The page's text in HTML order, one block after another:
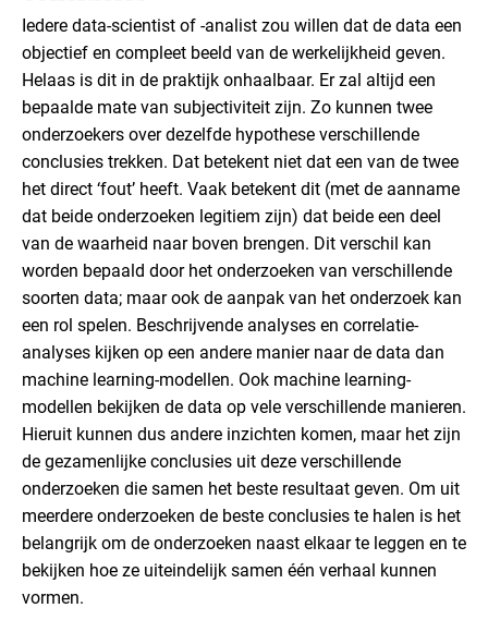
Iedere data-scientist of -analist zou willen dat de data een
objectief en compleet beeld van de werkelijkheid geven.
Helaas is dit in de praktijk onhaalbaar. Er zal altijd een
bepaalde mate van subjectiviteit zijn. Zo kunnen twee
onderzoekers over dezelfde hypothese verschillende
conclusies trekken. Dat betekent niet dat een van de twee
het direct ‘fout’ heeft. Vaak betekent dit (met de aanname
dat beide onderzoeken legitiem zijn) dat beide een deel
van de waarheid naar boven brengen. Dit verschil kan
worden bepaald door het onderzoeken van verschillende
soorten data; maar ook de aanpak van het onderzoek kan
een rol spelen. Beschrijvende analyses en correlatie-
analyses kijken op een andere manier naar de data dan
machine learning-modellen. Ook machine learning-
modellen bekijken de data op vele verschillende manieren.
Hieruit kunnen dus andere inzichten komen, maar het zijn
de gezamenlijke conclusies uit deze verschillende
onderzoeken die samen het beste resultaat geven. Om uit
meerdere onderzoeken de beste conclusies te halen is het
belangrijk om de onderzoeken naast elkaar te leggen en te
bekijken hoe ze uiteindelijk samen één verhaal kunnen
vormen.